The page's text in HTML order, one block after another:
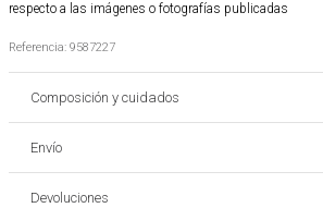
respecto a las imágenes o fotografías publicadas
Referencia: 9587227
Composición y cuidados
Envío
Devoluciones